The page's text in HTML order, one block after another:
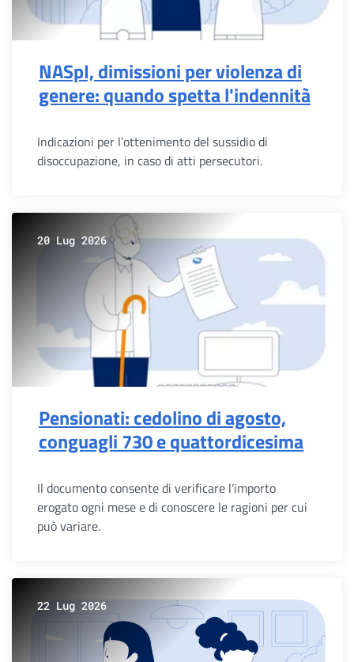
NASpI, dimissioni per violenza di
genere: quando spetta l'indennità
Indicazioni per l’ottenimento del sussidio di
disoccupazione, in caso di atti persecutori.
20 Lug 2026
Pensionati: cedolino di agosto,
conguagli 730 e quattordicesima
Il documento consente di verificare l’importo
erogato ogni mese e di conoscere le ragioni per cui
può variare.
22 Lug 2026